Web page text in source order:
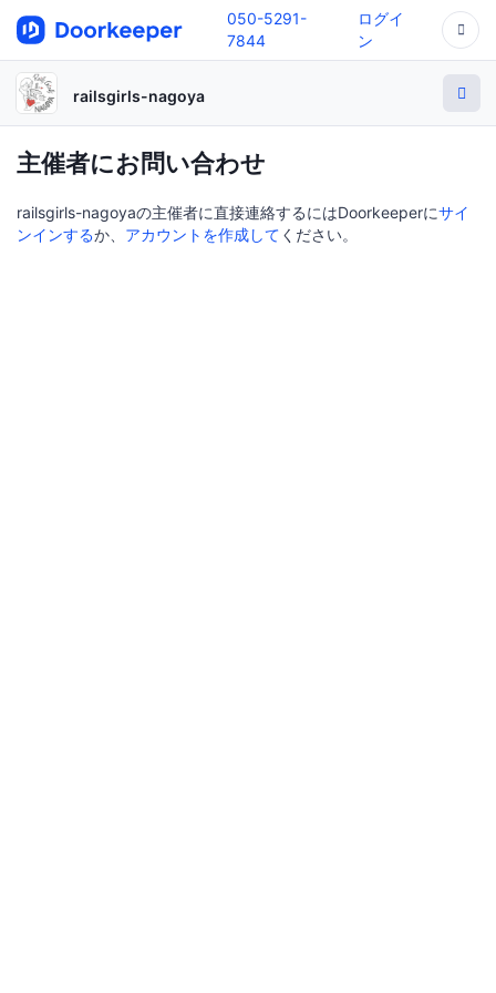
050-5291-
7844
ログイ
ン
railsgirls-nagoya
主催者にお問い合わせ
railsgirls-nagoyaの主催者に直接連絡するにはDoorkeeperにサイ
ンインするか、 アカウントを作成して ください。